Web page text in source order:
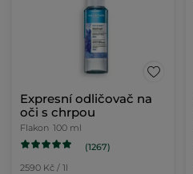
Expresní odličovač na
oči s chrpou
Flakon 100 ml
(1267)
2590 Kč / 1l